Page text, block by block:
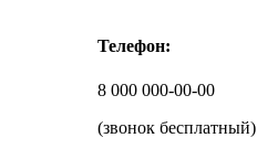
Телефон:
8 000 000-00-00
(звонок бесплатный)